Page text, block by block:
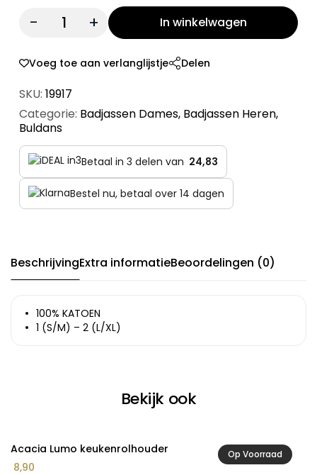
Quantity: In winkelwagen
Voeg toe aan verlanglijstje Delen
SKU: 19917
Categorie: Badjassen Dames, Badjassen Heren,
Buldans
Betaal in 3 delen van 24,83
Bestel nu, betaal over 14 dagen
BeschrijvingExtra informatieBeoordelingen (0)
100% KATOEN
1 (S/M) – 2 (L/XL)
Bekijk ook
Op Voorraad
Acacia Lumo keukenrolhouder
8,90